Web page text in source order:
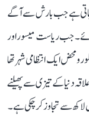
جاتی ہے جب بارش سے آگے
جب ریاست میسور اور
اس وقت بنگلورو محض ایک انتظامی شہر تھا
دنیا کے تیزی سے پھیلنے
لاکھ سے تجاوز کر چکی ہے۔